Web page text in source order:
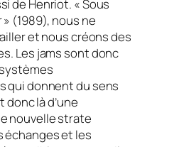
de Henriot. « Sous
(1989), nous ne
et nous créons des
Les jams sont donc
qui donnent du sens
donc là d’une
nouvelle strate
échanges et les